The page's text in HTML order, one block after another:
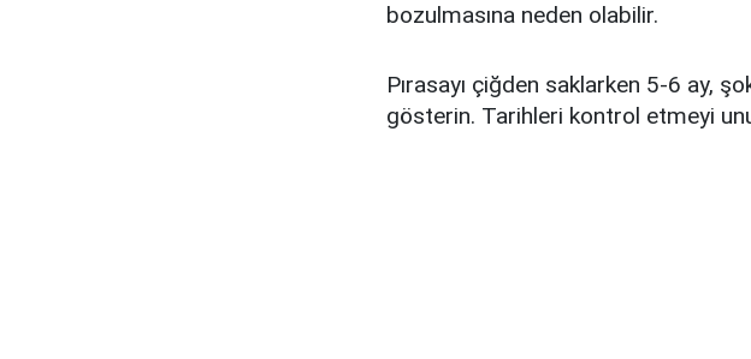
bozulmasına neden olabilir.
Pırasayı çiğden saklarken 5-6 ay,
gösterin. Tarihleri kontrol etmeyi